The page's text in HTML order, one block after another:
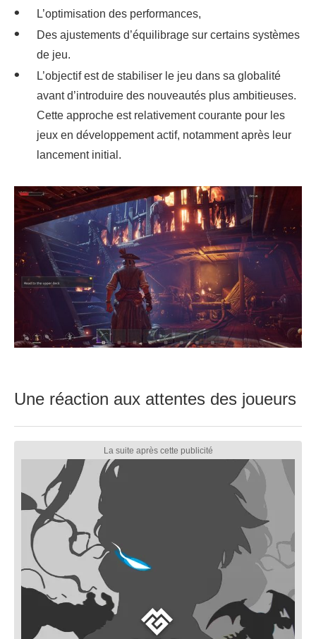
L’optimisation des performances,
Des ajustements d’équilibrage sur certains systèmes
de jeu.
L’objectif est de stabiliser le jeu dans sa globalité
avant d’introduire des nouveautés plus ambitieuses.
Cette approche est relativement courante pour les
jeux en développement actif, notamment après leur
lancement initial.
Une réaction aux attentes des joueurs